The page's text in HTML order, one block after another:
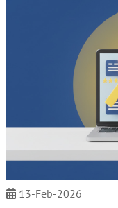
13-Feb-2026